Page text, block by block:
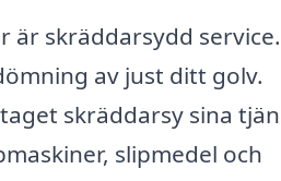
skräddarsydd
av just ditt golv.
skräddarsy sina
slipmedel och